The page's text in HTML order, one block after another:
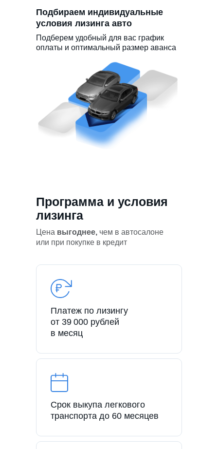
Подбираем индивидуальные
условия лизинга авто
Подберем удобный для вас график
оплаты и оптимальный размер аванса
Программа и условия
лизинга
Цена выгоднее, чем в автосалоне
или при покупке в кредит
Платеж по лизингу
от 39 000 рублей
в месяц
Срок выкупа легкового
транспорта до 60 месяцев